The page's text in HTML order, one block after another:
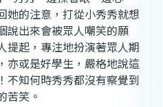
她的注意，打從小秀秀就想
說出來會被眾人嘲笑的願
提起，專注地扮演著眾人期
亦或是好學生，嚴格地說這
不知何時秀秀都沒有察覺到
苦笑。